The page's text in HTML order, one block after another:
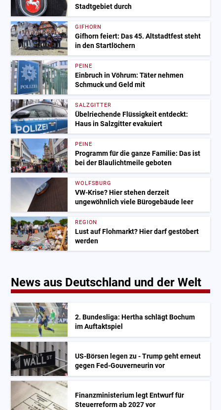
Stadtgebiet durch
GIFHORN
Gifhorn feiert: Das 45. Altstadtfest steht
in den Startlöchern
PEINE
Einbruch in Vöhrum: Täter nehmen
Schmuck und Geld mit
SALZGITTER
Übelriechende Flüssigkeit entdeckt:
Haus in Salzgitter evakuiert
PEINE
Programm für die ganze Familie: Das ist
bei der Blaulichtmeile geboten
WOLFSBURG
VW-Krise? Hier stehen derzeit
ungewöhnlich viele Bürogebäude leer
REGION
Lust auf Flohmarkt? Hier darf gestöbert
werden
News aus Deutschland und der Welt
2. Bundesliga: Hertha schlägt Bochum
im Auftaktspiel
US-Börsen legen zu - Trump geht erneut
gegen Fed-Gouverneurin vor
Finanzministerium legt Entwurf für
Steuerreform ab 2027 vor